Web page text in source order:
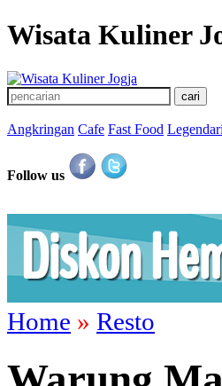
Wisata Kuliner
Angkringan Cafe Fast Food
Follow us
Home » Resto